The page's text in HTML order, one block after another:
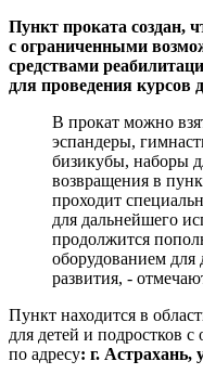
Пункт проката создан,
с ограниченными
средствами
для проведения курсов
В прокат можно
эспандеры,
бизикубы, наборы
возвращения в
проходит
для дальнейшего
продолжится
оборудованием для
развития, -
Пункт находится в
для детей и подростков
по адресу: г. Астрахань,